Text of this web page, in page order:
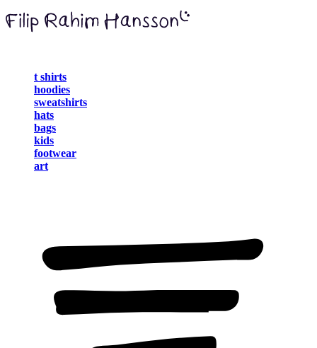
t shirts
hoodies
sweatshirts
hats
bags
kids
footwear
art